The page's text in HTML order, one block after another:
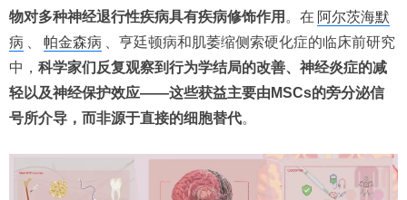
物对多种神经退行性疾病具有疾病修饰作用 。在 阿尔茨海默
病
帕金森病
、亨廷顿病和肌萎缩侧索硬化症的临床前研究
中， 科学家们反复观察到行为学结局的改善、神经炎症的减
轻以及神经保护效应——这些获益主要由MSCs的旁分泌信
号所介导，而非源于直接的细胞替代。